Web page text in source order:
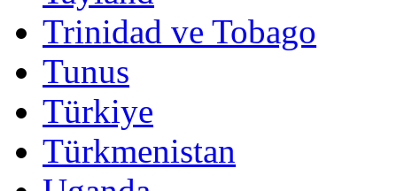
Trinidad ve Tobago
Tunus
Türkiye
Türkmenistan